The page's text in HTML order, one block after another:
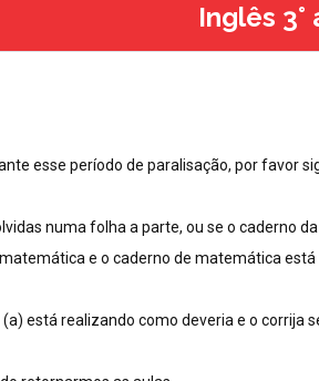
Inglês
esse período de paralisação, por favor
numa folha a parte, ou se o caderno
e o caderno de matemática está
está realizando como deveria e o corrija